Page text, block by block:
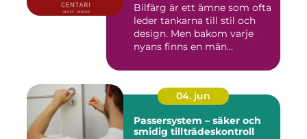
Bilfärg är ett ämne som ofta
leder tankarna till stil och
design. Men bakom varje
nyans finns en män...
04. jun
Passersystem – säker och
smidig tillträdeskontroll